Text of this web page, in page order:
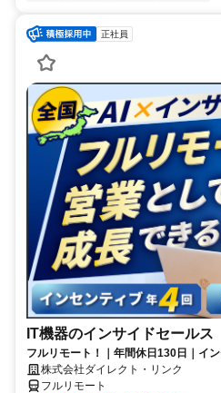
正社員
IT機器のインサイドセールス
フルリモート！｜年間休日130日｜イ
株式会社ダイレクト・リンク
フルリモート